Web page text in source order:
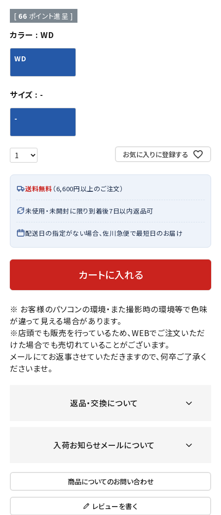
[ 66 ポイント進呈 ]
カラー WD
WD
サイズ -
-
お気に入りに登録する
送料無料 （6,600円以上のご注文）
未使用・未開封に限り到着後7日以内返品可
配送日の指定がない場合、佐川急便で最短日のお届け
カートに入れる
※ お客様のパソコンの環境・また撮影時の環境等で色味
が違って見える場合があります。
※店頭でも販売を行っているため、WEBでご注文いただ
けた場合でも売切れていることがございます。
メールにてお返事させていただきますので、何卒ご了承く
ださいませ。
返品・交換について
入荷お知らせメールについて
商品についてのお問い合わせ
レビューを書く